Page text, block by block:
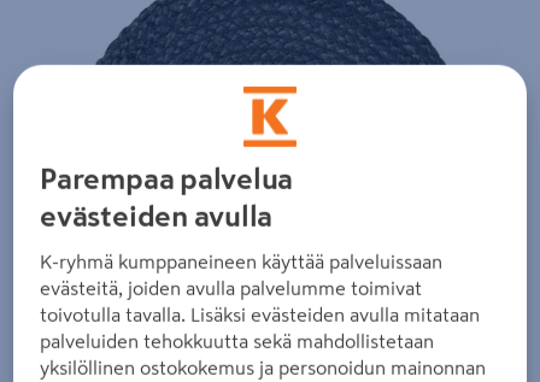
Parempaa palvelua
evästeiden avulla
K-ryhmä kumppaneineen käyttää palveluissaan
evästeitä, joiden avulla palvelumme toimivat
toivotulla tavalla. Lisäksi evästeiden avulla mitataan
palveluiden tehokkuutta sekä mahdollistetaan
yksilöllinen ostokokemus ja personoidun mainonnan